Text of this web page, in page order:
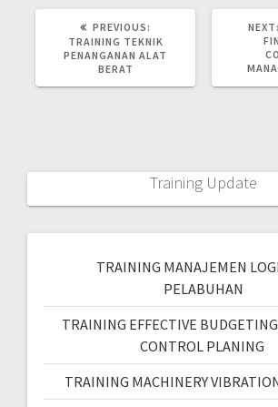
PREVIOUS:
TRAINING TEKNIK
PENANGANAN ALAT
BERAT
NEXT:
Training Update
TRAINING MANAJEMEN
PELABUHAN
TRAINING EFFECTIVE
CONTROL PLANING
TRAINING MACHINERY